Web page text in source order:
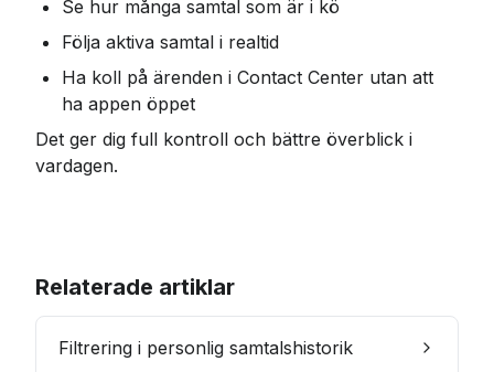
Se hur många samtal som är i kö
Följa aktiva samtal i realtid
Ha koll på ärenden i Contact Center utan att
ha appen öppet
Det ger dig full kontroll och bättre överblick i
vardagen.
Relaterade artiklar
Filtrering i personlig samtalshistorik